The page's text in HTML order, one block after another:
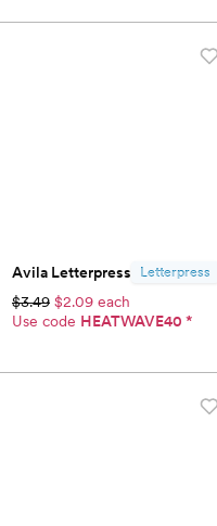
Avila Letterpress Letterpress
$3.49 $2.09 each
Use code HEATWAVE40 *